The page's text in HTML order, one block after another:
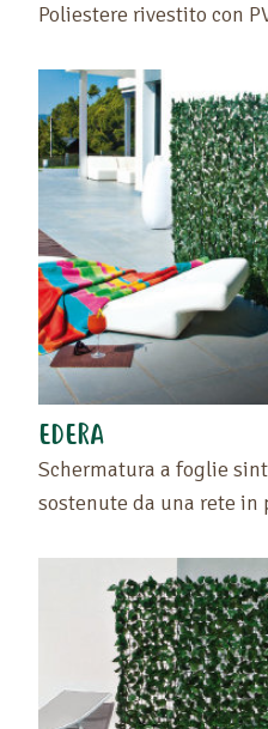
Poliestere rivestito con
EDERA
Schermatura a foglie
sostenute da una rete in